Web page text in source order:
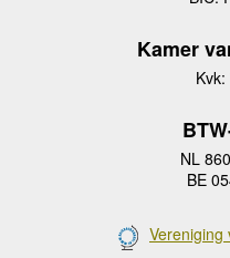
Kamer
NL
BE
Vereniging